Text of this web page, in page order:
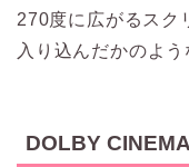
270度に広がるスク
入り込んだかのよう
DOLBY